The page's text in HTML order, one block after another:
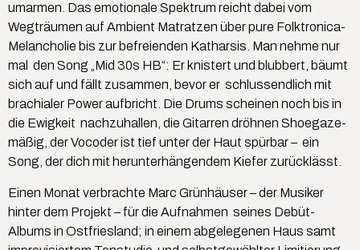
umarmen. Das emotionale Spektrum reicht dabei vom
Wegträumen auf Ambient Matratzen über pure Folktronica-
Melancholie bis zur befreienden Katharsis. Man nehme nur
mal den Song „Mid 30s HB“: Er knistert und blubbert, bäumt
sich auf und fällt zusammen, bevor er schlussendlich mit
brachialer Power aufbricht. Die Drums scheinen noch bis in
die Ewigkeit nachzuhallen, die Gitarren dröhnen Shoegaze-
mäßig, der Vocoder ist tief unter der Haut spürbar – ein
Song, der dich mit herunterhängendem Kiefer zurücklässt.
Einen Monat verbrachte Marc Grünhäuser – der Musiker
hinter dem Projekt – für die Aufnahmen seines Debüt-
Albums in Ostfriesland; in einem abgelegenen Haus samt